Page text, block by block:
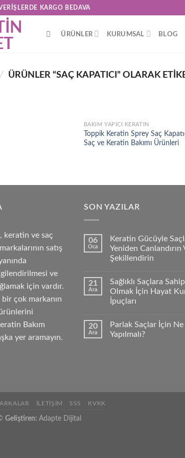
KARGO BEDAVA
ÜRÜNLER KURUMSAL BLOG
/ ÜRÜNLER “SAÇ KAPATICI” OLARAK
BAKIM YAPICI KERATIN
Toppik Keratin Sprey Saç
Saç ve Keratin Bakımı Ürünleri
keratin ve saç
satış
ve
için vardır.
çok markanın
Bakım
yer aramayın.
SON YAZILAR
06
Oca
Keratin Gücüyle
Yeniden Canlandırın
Şekillendirin
21
Ara
Sağlıklı Saçlara Sahip
Olmak İçin Hayat
İpuçları
20
Ara
Parlak Saçlar İçin Ne
Yapılmalı?
İLETIŞIM SSS KVKK
Geliştiren: Adapte Dijital